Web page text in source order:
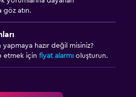
göz atın.
yapmaya hazır değil misiniz?
etmek için fiyat alarmı oluşturun.